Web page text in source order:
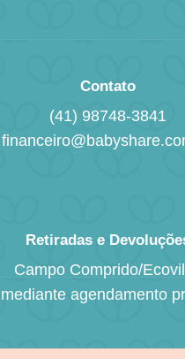
Contato
(41) 98748-3841
Retiradas e
Campo Comprido/
mediante agendamento